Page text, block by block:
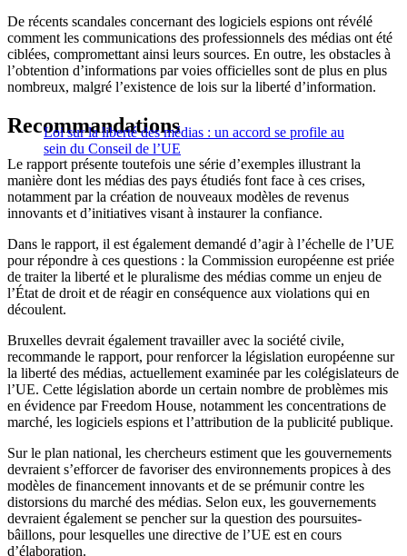
De récents scandales concernant des logiciels espions ont révélé
comment les communications des professionnels des médias ont été
ciblées, compromettant ainsi leurs sources. En outre, les obstacles à
l’obtention d’informations par voies officielles sont de plus en plus
nombreux, malgré l’existence de lois sur la liberté d’information.
Loi sur la liberté des médias : un accord se profile au
sein du Conseil de l’UE
Recommandations
Le rapport présente toutefois une série d’exemples illustrant la
manière dont les médias des pays étudiés font face à ces crises,
notamment par la création de nouveaux modèles de revenus
innovants et d’initiatives visant à instaurer la confiance.
Dans le rapport, il est également demandé d’agir à l’échelle de l’UE
pour répondre à ces questions : la Commission européenne est priée
de traiter la liberté et le pluralisme des médias comme un enjeu de
l’État de droit et de réagir en conséquence aux violations qui en
découlent.
Bruxelles devrait également travailler avec la société civile,
recommande le rapport, pour renforcer la législation européenne sur
la liberté des médias, actuellement examinée par les colégislateurs de
l’UE. Cette législation aborde un certain nombre de problèmes mis
en évidence par Freedom House, notamment les concentrations de
marché, les logiciels espions et l’attribution de la publicité publique.
Sur le plan national, les chercheurs estiment que les gouvernements
devraient s’efforcer de favoriser des environnements propices à des
modèles de financement innovants et de se prémunir contre les
distorsions du marché des médias. Selon eux, les gouvernements
devraient également se pencher sur la question des poursuites-
bâillons, pour lesquelles une directive de l’UE est en cours
d’élaboration.